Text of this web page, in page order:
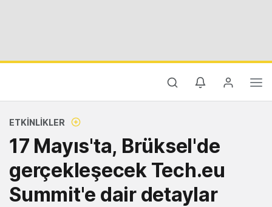
ETKINLIKLER
17 Mayıs'ta, Brüksel'de
gerçekleşecek Tech.eu
Summit'e dair detaylar